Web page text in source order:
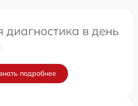
диагностика в день
подробнее